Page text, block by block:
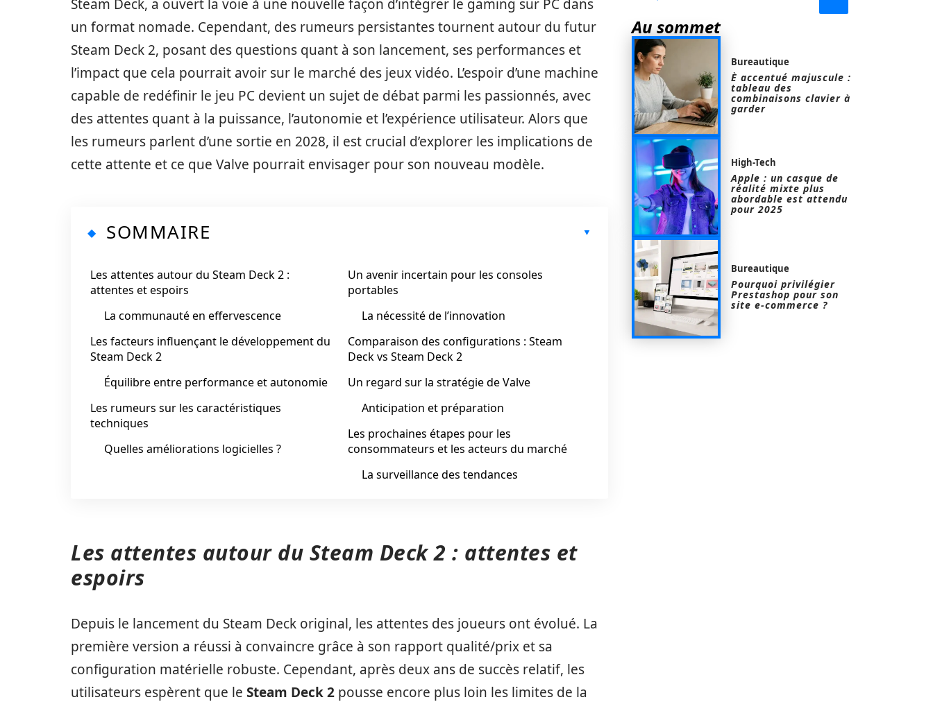
Steam Deck, a ouvert la voie à une nouvelle façon d’intégrer le gaming sur PC dans
un format nomade. Cependant, des rumeurs persistantes tournent autour du futur
Steam Deck 2, posant des questions quant à son lancement, ses performances et
l’impact que cela pourrait avoir sur le marché des jeux vidéo. L’espoir d’une machine
capable de redéfinir le jeu PC devient un sujet de débat parmi les passionnés, avec
des attentes quant à la puissance, l’autonomie et l’expérience utilisateur. Alors que
les rumeurs parlent d’une sortie en 2028, il est crucial d’explorer les implications de
cette attente et ce que Valve pourrait envisager pour son nouveau modèle.
SOMMAIRE
Les attentes autour du Steam Deck 2 :
attentes et espoirs
La communauté en effervescence
Les facteurs influençant le développement du
Steam Deck 2
Équilibre entre performance et autonomie
Les rumeurs sur les caractéristiques
techniques
Quelles améliorations logicielles ?
Un avenir incertain pour les consoles
portables
La nécessité de l’innovation
Comparaison des configurations : Steam
Deck vs Steam Deck 2
Un regard sur la stratégie de Valve
Anticipation et préparation
Les prochaines étapes pour les
consommateurs et les acteurs du marché
La surveillance des tendances
Les attentes autour du Steam Deck 2 : attentes et
espoirs
Depuis le lancement du Steam Deck original, les attentes des joueurs ont évolué. La
première version a réussi à convaincre grâce à son rapport qualité/prix et sa
configuration matérielle robuste. Cependant, après deux ans de succès relatif, les
utilisateurs espèrent que le Steam Deck 2 pousse encore plus loin les limites de la
Au sommet
Bureautique
È accentué majuscule :
tableau des
combinaisons clavier à
garder
High-Tech
Apple : un casque de
réalité mixte plus
abordable est attendu
pour 2025
Bureautique
Pourquoi privilégier
Prestashop pour son
site e-commerce ?